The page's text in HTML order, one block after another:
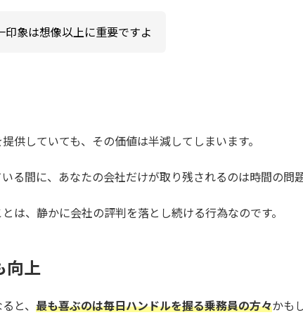
印象は想像以上に重要ですよ
供していても、その価値は半減してしまいます。
る間に、あなたの会社だけが取り残されるのは時間の問題
は、静かに会社の評判を落とし続ける行為なのです。
向上
と、 最も喜ぶのは毎日ハンドルを握る乗務員の方々かも